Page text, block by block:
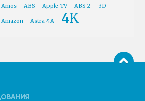
Amos ABS Apple TV ABS-2 3D
Amazon Astra 4A 4K